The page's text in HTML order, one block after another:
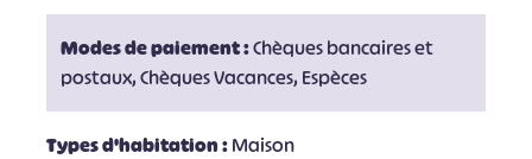
Modes de paiement :Chèques bancaires et
postaux, Chèques Vacances, Espèces
Types d'habitation :Maison